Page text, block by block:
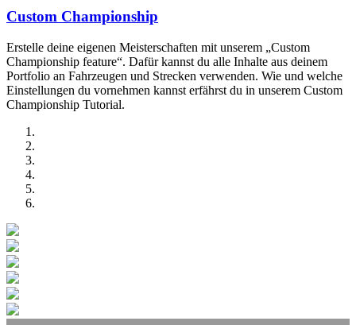
Custom Championship
Erstelle deine eigenen Meisterschaften mit unserem „Custom
Championship feature“. Dafür kannst du alle Inhalte aus deinem
Portfolio an Fahrzeugen und Strecken verwenden. Wie und welche
Einstellungen du vornehmen kannst erfährst du in unserem Custom
Championship Tutorial.